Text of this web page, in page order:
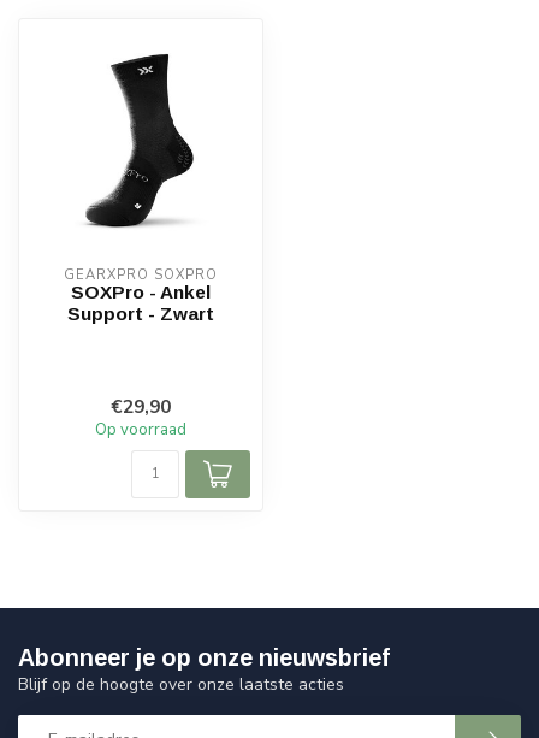
GEARXPRO SOXPRO
SOXPro - Ankel
Support - Zwart
€29,90
Op voorraad
Abonneer je op onze nieuwsbrief
Blijf op de hoogte over onze laatste acties